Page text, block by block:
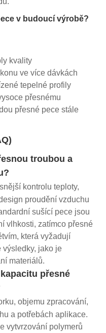
v budoucí výrobě?
kvality
ve více dávkách
tepelné profily
přesnému
přesné pece stále
troubou a
kontrolu teploty,
proudění vzduchu
sušící pece jsou
vlhkosti, zatímco přesné
která vyžadují
výsledky, jako je
materiálů.
přesné
objemu zpracování,
a potřebách aplikace.
vytvrzování polymerů